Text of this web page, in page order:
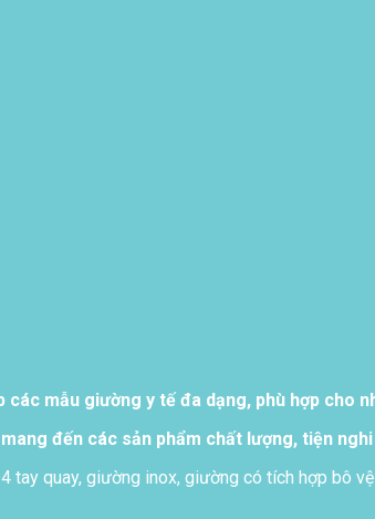
mẫu giường y tế đa dạng, phù hợp cho
đến các sản phẩm chất lượng, tiện
quay, giường inox, giường có tích hợp bô